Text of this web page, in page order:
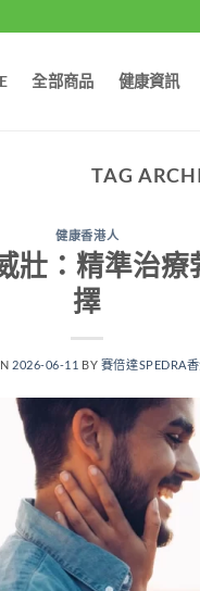
全部商品 健康資訊
TAG
健康香港人
壯：精準治療
擇
2026-06-11 BY 賽倍達SPEDRA